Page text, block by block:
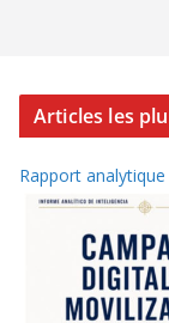
Articles les
Rapport